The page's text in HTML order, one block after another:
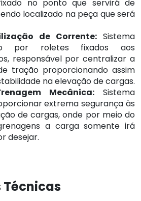
no ponto que servirá de
localizado na peça que será
de Corrente:Sistema
por roletes fixados aos
responsável por centralizar a
tração proporcionando assim
na elevação de cargas.
Mecânica:Sistema
extrema segurança às
de cargas, onde por meio do
a carga somente irá
desejar.